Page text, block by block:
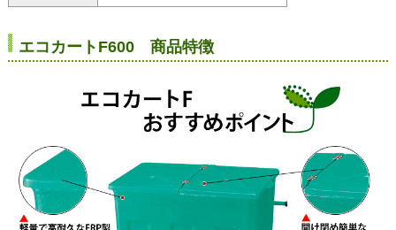
エコカートF600 商品特徴